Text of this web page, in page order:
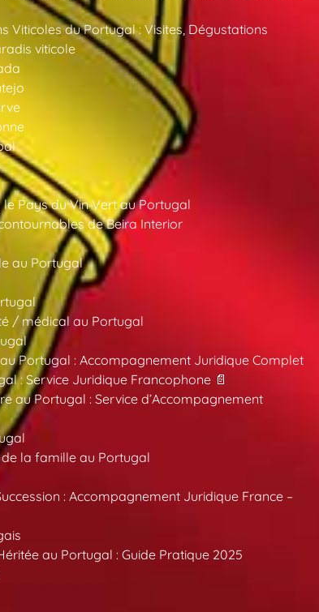
Viticoles du Portugal : Visites, Dégustations
viticole
Pays du Vin Vert au Portugal
de Beira Interior
au Portugal
/ médical au Portugal
Portugal : Accompagnement Juridique Complet
: Service Juridique Francophone 📄
au Portugal : Service d’Accompagnement
la famille au Portugal
: Accompagnement Juridique France –
au Portugal : Guide Pratique 2025